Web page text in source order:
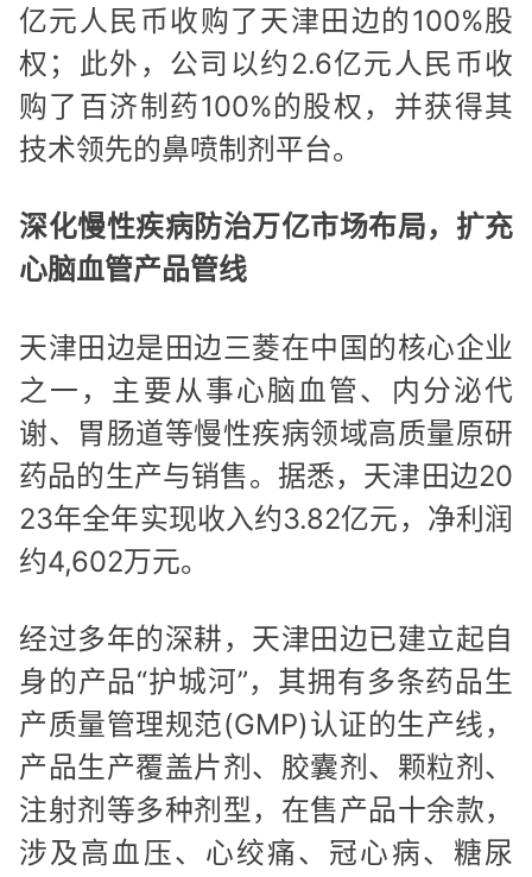
亿元人民币收购了天津田边的100%股
权；此外，公司以约2.6亿元人民币收
购了百济制药100%的股权，并获得其
技术领先的鼻喷制剂平台。
深化慢性疾病防治万亿市场布局，扩充
心脑血管产品管线
天津田边是田边三菱在中国的核心企业
之一，主要从事心脑血管、内分泌代
谢、胃肠道等慢性疾病领域高质量原研
药品的生产与销售。据悉，天津田边20
23年全年实现收入约3.82亿元，净利润
约4,602万元。
经过多年的深耕，天津田边已建立起自
身的产品“护城河”，其拥有多条药品生
产质量管理规范(GMP)认证的生产线，
产品生产覆盖片剂、胶囊剂、颗粒剂、
注射剂等多种剂型，在售产品十余款，
涉及高血压、心绞痛、冠心病、糖尿